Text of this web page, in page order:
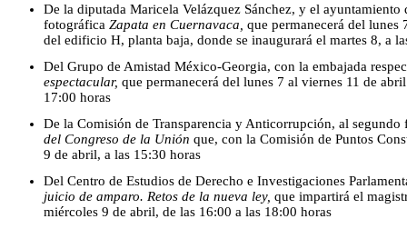
De la diputada Maricela Velázquez Sánchez, y el ayuntamiento
fotográfica Zapata en Cuernavaca, que permanecerá del
del edificio H, planta baja, donde se inaugurará el martes 8, a
Del Grupo de Amistad México-Georgia, con la embajada
espectacular, que permanecerá del lunes 7 al viernes 11 de
17:00 horas
De la Comisión de Transparencia y Anticorrupción, al
del Congreso de la Unión que, con la Comisión de Puntos
9 de abril, a las 15:30 horas
Del Centro de Estudios de Derecho e Investigaciones
juicio de amparo. Retos de la nueva ley, que impartirá el
miércoles 9 de abril, de las 16:00 a las 18:00 horas